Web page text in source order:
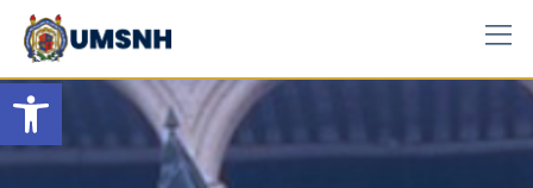
Open toolbar
Skip
content